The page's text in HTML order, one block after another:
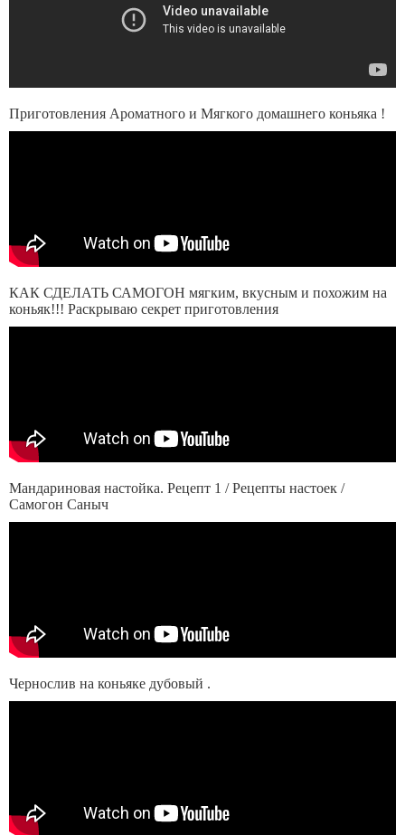
Приготовления Ароматного и Мягкого домашнего коньяка !
КАК СДЕЛАТЬ САМОГОН мягким, вкусным и похожим на
коньяк!!! Раскрываю секрет приготовления
Мандариновая настойка. Рецепт 1 / Рецепты настоек /
Самогон Саныч
Чернослив на коньяке дубовый .